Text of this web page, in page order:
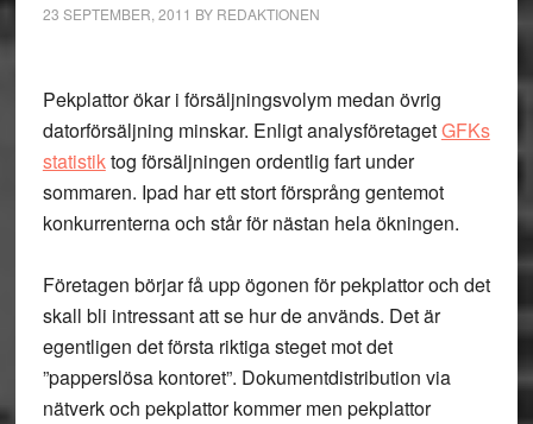
23 SEPTEMBER, 2011 BY REDAKTIONEN
Pekplattor ökar i försäljningsvolym medan övrig
datorförsäljning minskar. Enligt analysföretagetGFKs
statistiktog försäljningen ordentlig fart under
sommaren. Ipad har ett stort försprång gentemot
konkurrenterna och står för nästan hela ökningen.
Företagen börjar få upp ögonen för pekplattor och det
skall bli intressant att se hur de används. Det är
egentligen det första riktiga steget mot det
”papperslösa kontoret”. Dokumentdistribution via
nätverk och pekplattor kommer men pekplattor